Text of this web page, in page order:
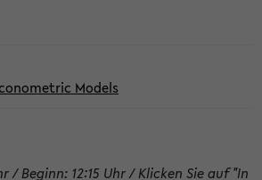
Models
/ Beginn: 12:15 Uhr / Klicken Sie auf "In